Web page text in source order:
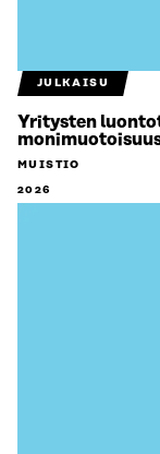
JULKAISU
Yritysten
MUISTIO
2026